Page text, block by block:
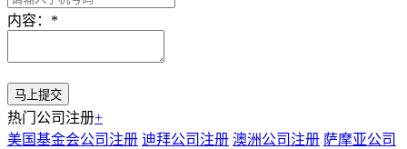
内容： *
热门公司注册+
美国基金会公司注册 迪拜公司注册 澳洲公司注册 萨摩亚公司